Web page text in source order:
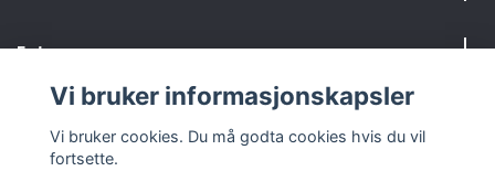
Fotmeny
Sosiale medier
Vi bruker informasjonskapsler
Vi bruker cookies. Du må godta cookies hvis du vil
fortsette.